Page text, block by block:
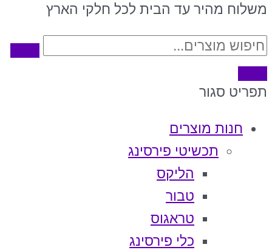
משלוח מהיר עד הבית לכל חלקי הארץ
תפריט סגור
חנות מוצרים
תכשיטי פירסינג
הליקס
טבור
טראגוס
כלי פירסינג